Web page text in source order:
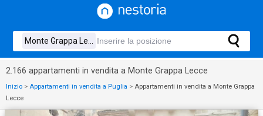
2.166 appartamenti in vendita a Monte Grappa Lecce
Inizio > Appartamenti in vendita a Puglia > Appartamenti in vendita a Monte Grappa
Lecce